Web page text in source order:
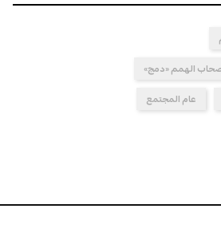
الهمم «دمج»
عام المجتمع